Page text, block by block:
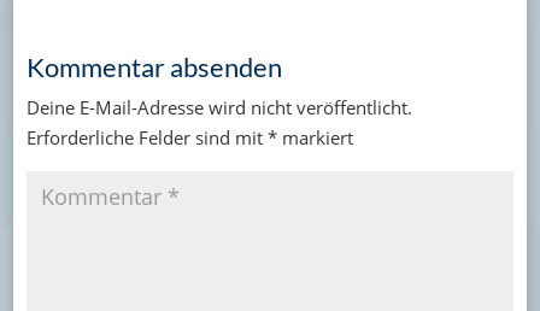
Kommentar absenden
Deine E-Mail-Adresse wird nicht veröffentlicht.
Erforderliche Felder sind mit *markiert